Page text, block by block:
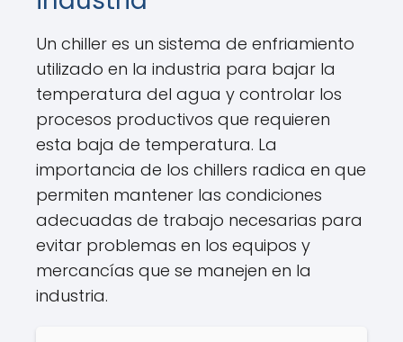
Un chiller es un sistema de enfriamiento
utilizado en la industria para bajar la
temperatura del agua y controlar los
procesos productivos que requieren
esta baja de temperatura. La
importancia de los chillers radica en que
permiten mantener las condiciones
adecuadas de trabajo necesarias para
evitar problemas en los equipos y
mercancías que se manejen en la
industria.